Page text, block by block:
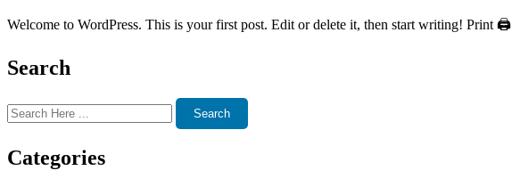
Welcome to WordPress. This is your first post. Edit or delete it, then start writing! Print 🖨
Search
Search
Categories